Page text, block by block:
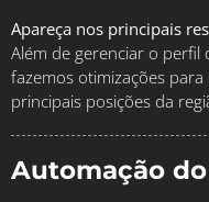
Apareça nos principais
Além de gerenciar o perfil
fazemos otimizações
principais posições da
Automação